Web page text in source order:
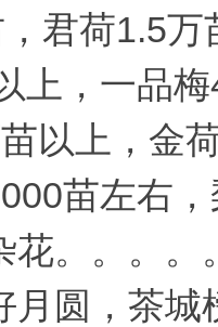
君荷1.5
上，一品
苗以上，金
苗左右
花。。。。
月圆，茶